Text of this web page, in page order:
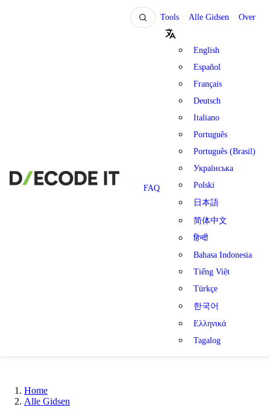
Tools Alle Gidsen Over
FAQ
English
Español
Français
Deutsch
Italiano
Português
Português (Brasil)
Українська
Polski
日本語
简体中文
हिन्दी
Bahasa Indonesia
Tiếng Việt
Türkçe
한국어
Ελληνικά
Tagalog
Home
Alle Gidsen